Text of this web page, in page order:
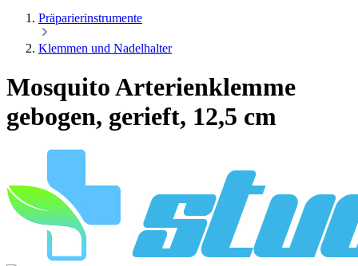
Präparierinstrumente
Klemmen und Nadelhalter
Mosquito Arterienklemme
gebogen, gerieft, 12,5 cm